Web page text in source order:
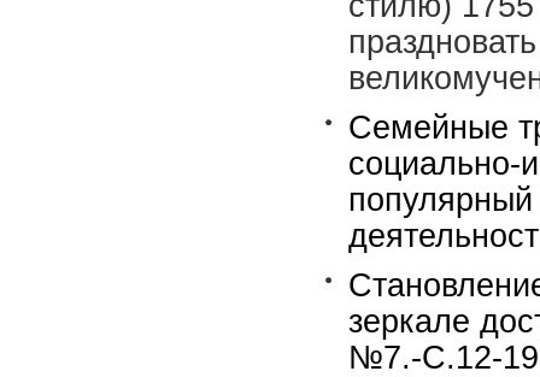
Семейные
социально-
зеркале
№7.-С.12-